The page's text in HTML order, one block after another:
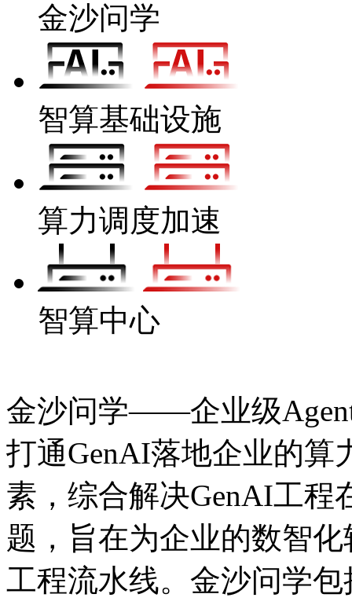
金沙问学
智算基础设施
算力调度加速
智算中心
金沙问学——企业级
打通GenAI落地企业的算力
素，综合解决GenAI工程在
题，旨在为企业的数
工程流水线。金沙问学包